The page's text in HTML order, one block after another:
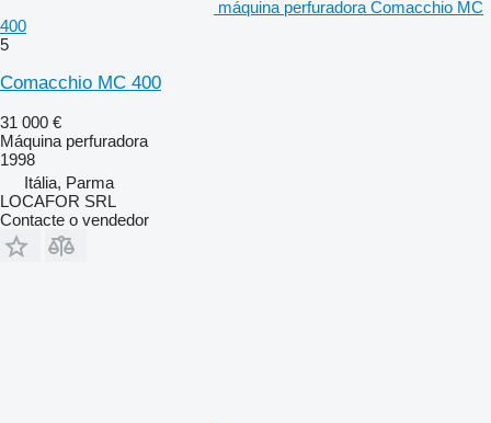
máquina perfuradora Comacchio MC
400
5
Comacchio MC 400
31 000 €
Máquina perfuradora
1998
Itália, Parma
LOCAFOR SRL
Contacte o vendedor